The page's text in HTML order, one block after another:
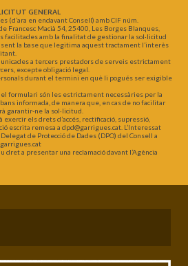
GENERAL
(d’ara en endavant Consell) amb CIF núm.
Francesc Macià 54, 25400, Les Borges Blanques,
facilitades amb la finalitat de gestionar la sol·licitud
la base que legitima aquest tractament l’interès
a tercers prestadors de serveis estrictament
excepte obligació legal.
durant el termini en què li pogués ser exigible
formulari són les estrictament necessàries per la
informada, de manera que, en cas de no facilitar
garantir-ne la sol·licitud.
exercir els drets d’accés, rectificació, supressió,
escrita remesa a dpd@garrigues.cat. L’Interessat
de Protecció de Dades (DPO) del Consell a
a presentar una reclamació davant l’Agència